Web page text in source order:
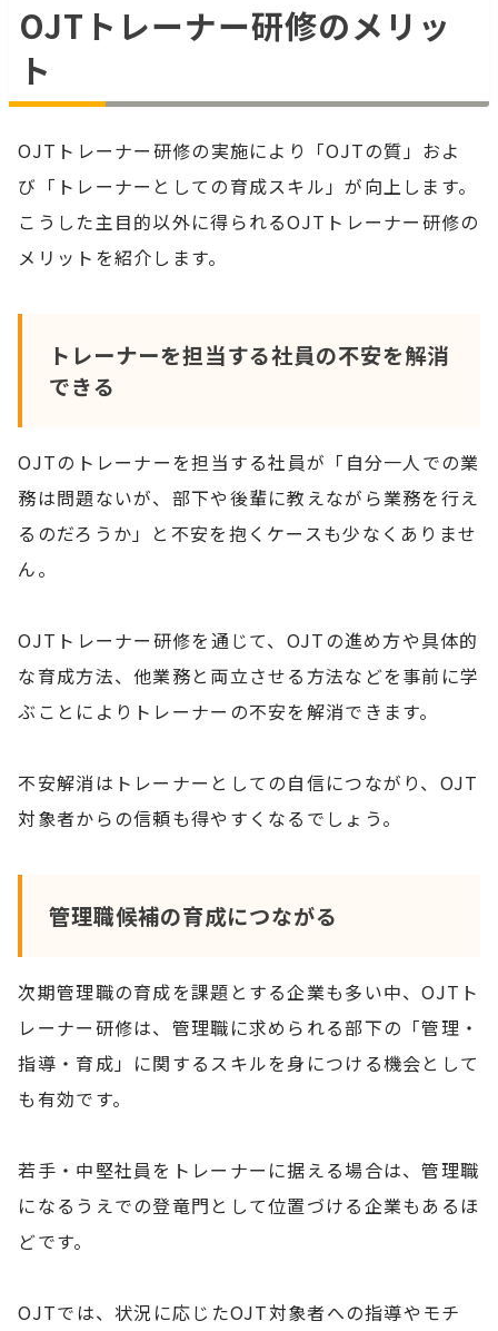
OJTトレーナー研修のメリッ
ト
OJTトレーナー研修の実施により「OJTの質」およ
び「トレーナーとしての育成スキル」が向上します。
こうした主目的以外に得られるOJTトレーナー研修の
メリットを紹介します。
トレーナーを担当する社員の不安を解消
できる
OJTのトレーナーを担当する社員が「自分一人での業
務は問題ないが、部下や後輩に教えながら業務を行え
るのだろうか」と不安を抱くケースも少なくありませ
ん。
OJTトレーナー研修を通じて、OJTの進め方や具体的
な育成方法、他業務と両立させる方法などを事前に学
ぶことによりトレーナーの不安を解消できます。
不安解消はトレーナーとしての自信につながり、OJT
対象者からの信頼も得やすくなるでしょう。
管理職候補の育成につながる
次期管理職の育成を課題とする企業も多い中、OJTト
レーナー研修は、管理職に求められる部下の「管理・
指導・育成」に関するスキルを身につける機会として
も有効です。
若手・中堅社員をトレーナーに据える場合は、管理職
になるうえでの登竜門として位置づける企業もあるほ
どです。
OJTでは、状況に応じたOJT対象者への指導やモチ